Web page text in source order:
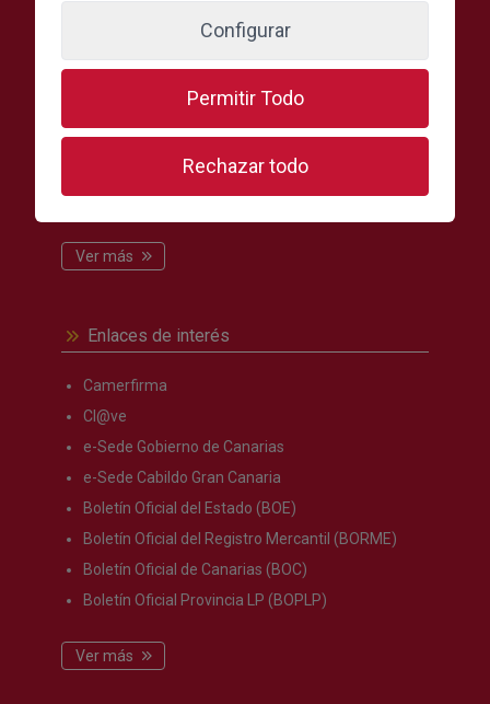
Cámara de Lanzarote y La Graciosa
Cámara de Santa Cruz de Tenerife
Red de Cámaras Españolas
Red de Cámaras Españolas en el Exterior
Ver más
Enlaces de interés
Camerfirma
Cl@ve
e-Sede Gobierno de Canarias
e-Sede Cabildo Gran Canaria
Boletín Oficial del Estado (BOE)
Boletín Oficial del Registro Mercantil (BORME)
Boletín Oficial de Canarias (BOC)
Boletín Oficial Provincia LP (BOPLP)
Ver más
Configurar
Permitir Todo
Rechazar todo